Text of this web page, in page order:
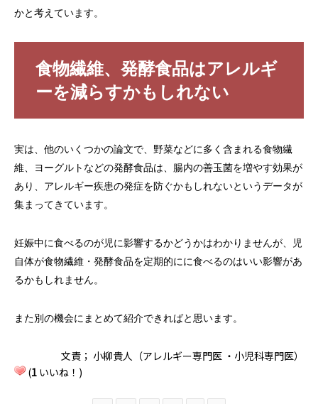
かと考えています。
食物繊維、発酵食品はアレルギ
ーを減らすかもしれない
実は、他のいくつかの論文で、野菜などに多く含まれる食物繊
維、ヨーグルトなどの発酵食品は、腸内の善玉菌を増やす効果が
あり、アレルギー疾患の発症を防ぐかもしれないというデータが
集まってきています。
妊娠中に食べるのが児に影響するかどうかはわかりませんが、児
自体が食物繊維・発酵食品を定期的にに食べるのはいい影響があ
るかもしれません。
また別の機会にまとめて紹介できればと思います。
文責； 小柳貴人（アレルギー専門医 ・小児科専門医）
(1 いいね！)